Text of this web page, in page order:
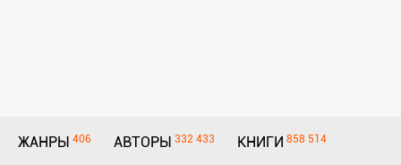
ЖАНРЫ 406 АВТОРЫ 332 433 КНИГИ 858 514